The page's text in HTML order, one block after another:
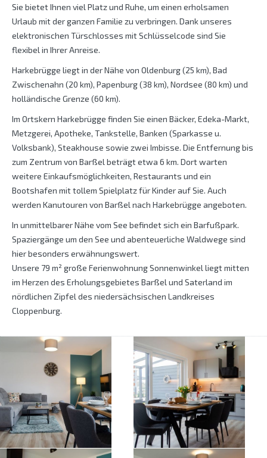
Sie bietet Ihnen viel Platz und Ruhe, um einen erholsamen
Urlaub mit der ganzen Familie zu verbringen. Dank unseres
elektronischen Türschlosses mit Schlüsselcode sind Sie
flexibel in Ihrer Anreise.
Harkebrügge liegt in der Nähe von Oldenburg (25 km), Bad
Zwischenahn (20 km), Papenburg (38 km), Nordsee (80 km) und
holländische Grenze (60 km).
Im Ortskern Harkebrügge finden Sie einen Bäcker, Edeka-Markt,
Metzgerei, Apotheke, Tankstelle, Banken (Sparkasse u.
Volksbank), Steakhouse sowie zwei Imbisse. Die Entfernung bis
zum Zentrum von Barßel beträgt etwa 6 km. Dort warten
weitere Einkaufsmöglichkeiten, Restaurants und ein
Bootshafen mit tollem Spielplatz für Kinder auf Sie. Auch
werden Kanutouren von Barßel nach Harkebrügge angeboten.
In unmittelbarer Nähe vom See befindet sich ein Barfußpark.
Spaziergänge um den See und abenteuerliche Waldwege sind
hier besonders erwähnungswert.
Unsere 79 m² große Ferienwohnung Sonnenwinkel liegt mitten
im Herzen des Erholungsgebietes Barßel und Saterland im
nördlichen Zipfel des niedersächsischen Landkreises
Cloppenburg.